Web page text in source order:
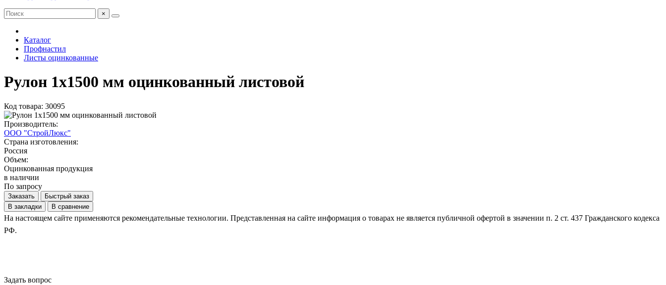
×
Каталог
Профнастил
Листы оцинкованные
Рулон 1х1500 мм оцинкованный листовой
Код товара: 30095
Производитель:
ООО "СтройЛюкс"
Страна изготовления:
Россия
Объем:
Оцинкованная продукция
в наличии
По запросу
Заказать
Быстрый заказ
В закладки
В сравнение
На настоящем сайте применяются рекомендательные технологии. Представленная на сайте информация о товарах не является публичной офертой в значении п. 2 ст. 437 Гражданского кодекса
РФ.
Задать вопрос